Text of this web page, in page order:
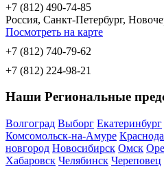
+7 (812) 490-74-85
Россия, Санкт-Петербург,
Посмотреть на карте
+7 (812) 740-79-62
+7 (812) 224-98-21
Наши Региональные
Волгоград Выборг Екатеринбург
Комсомольск-на-Амуре
новгород Новосибирск Омск
Хабаровск Челябинск Череповец